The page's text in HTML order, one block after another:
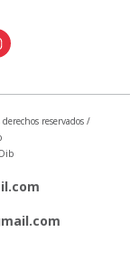
reservados /